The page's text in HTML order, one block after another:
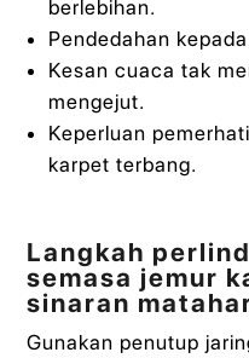
berlebihan.
Pendedahan
Kesan cuaca tak
mengejut.
Keperluan
karpet terbang.
Langkah
semasa jemur
sinaran
Gunakan penutup